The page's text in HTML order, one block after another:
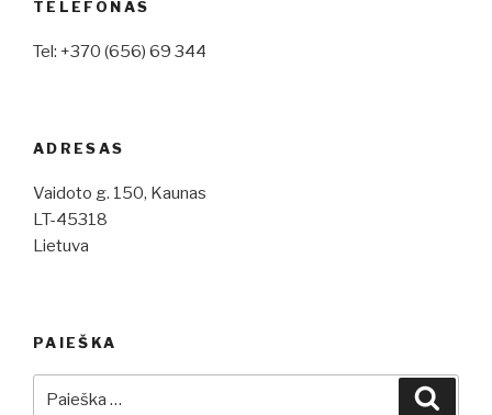
TELEFONAS
Tel: +370 (656) 69 344
ADRESAS
Vaidoto g. 150, Kaunas
LT-45318
Lietuva
PAIEŠKA